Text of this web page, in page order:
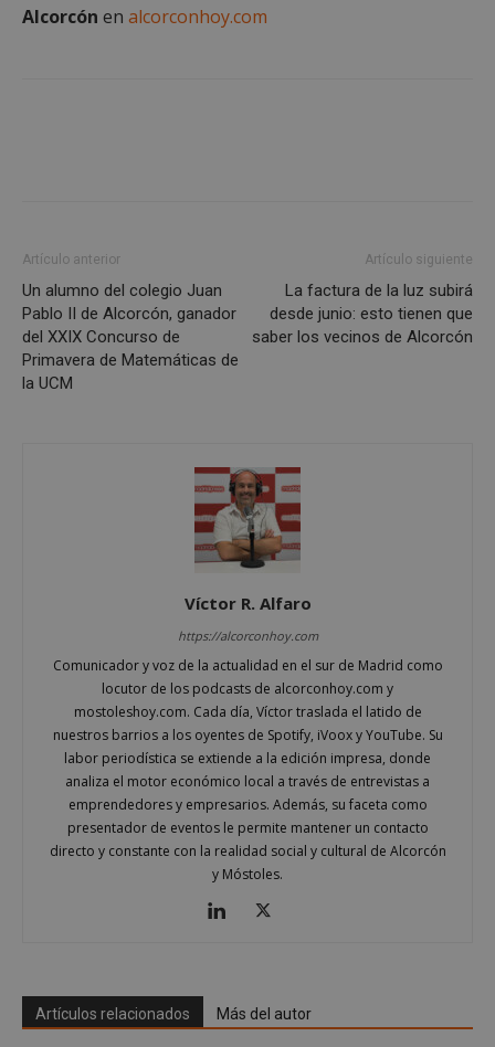
Alcorcón en alcorconhoy.com
Artículo anterior
Un alumno del colegio Juan
Pablo II de Alcorcón, ganador
del XXIX Concurso de
Primavera de Matemáticas de
la UCM
Artículo siguiente
La factura de la luz subirá
desde junio: esto tienen que
saber los vecinos de Alcorcón
Víctor R. Alfaro
https://alcorconhoy.com
Comunicador y voz de la actualidad en el sur de Madrid como
locutor de los podcasts de alcorconhoy.com y
mostoleshoy.com. Cada día, Víctor traslada el latido de
nuestros barrios a los oyentes de Spotify, iVoox y YouTube. Su
labor periodística se extiende a la edición impresa, donde
analiza el motor económico local a través de entrevistas a
emprendedores y empresarios. Además, su faceta como
presentador de eventos le permite mantener un contacto
directo y constante con la realidad social y cultural de Alcorcón
y Móstoles.
Artículos relacionados Más del autor
sp_landing
Spotify Inc.
.spotify.com
23 horas 59
minutos
VISITOR_PRIVACY_METADATA
YouTube
.youtube.com